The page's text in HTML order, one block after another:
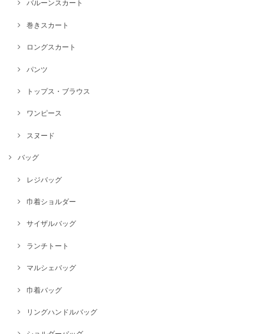
バルーンスカート
巻きスカート
ロングスカート
パンツ
トップス・ブラウス
ワンピース
スヌード
バッグ
レジバッグ
巾着ショルダー
サイザルバッグ
ランチトート
マルシェバッグ
巾着バッグ
リングハンドルバッグ